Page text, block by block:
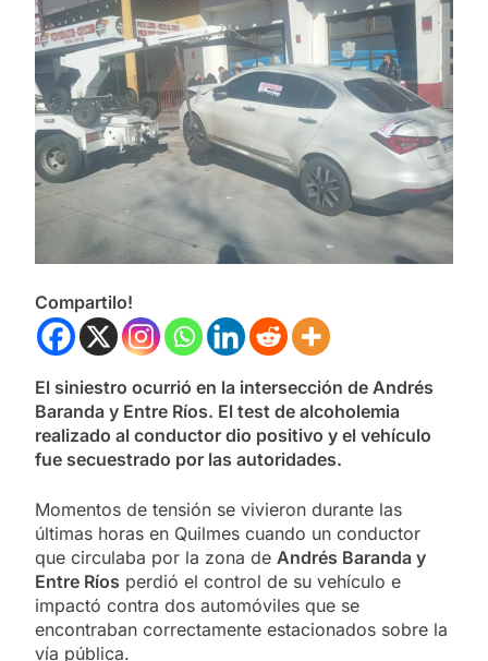
Compartilo!
El siniestro ocurrió en la intersección de Andrés
Baranda y Entre Ríos. El test de alcoholemia
realizado al conductor dio positivo y el vehículo
fue secuestrado por las autoridades.
Momentos de tensión se vivieron durante las
últimas horas en Quilmes cuando un conductor
que circulaba por la zona de Andrés Baranda y
Entre Ríos perdió el control de su vehículo e
impactó contra dos automóviles que se
encontraban correctamente estacionados sobre la
vía pública.